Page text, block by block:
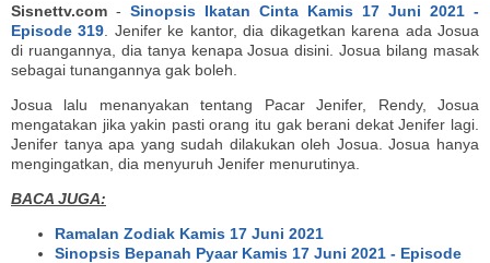
Sisnettv.com - Sinopsis Ikatan Cinta Kamis 17 Juni 2021 -
Episode 319 . Jenifer ke kantor, dia dikagetkan karena ada Josua
di ruangannya, dia tanya kenapa Josua disini. Josua bilang masak
sebagai tunangannya gak boleh.
Josua lalu menanyakan tentang Pacar Jenifer, Rendy, Josua
mengatakan jika yakin pasti orang itu gak berani dekat Jenifer lagi.
Jenifer tanya apa yang sudah dilakukan oleh Josua. Josua hanya
mengingatkan, dia menyuruh Jenifer menurutinya.
BACA JUGA:
Ramalan Zodiak Kamis 17 Juni 2021
Sinopsis Bepanah Pyaar Kamis 17 Juni 2021 - Episode